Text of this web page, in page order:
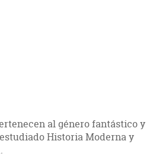
al género fantástico y
Historia Moderna y